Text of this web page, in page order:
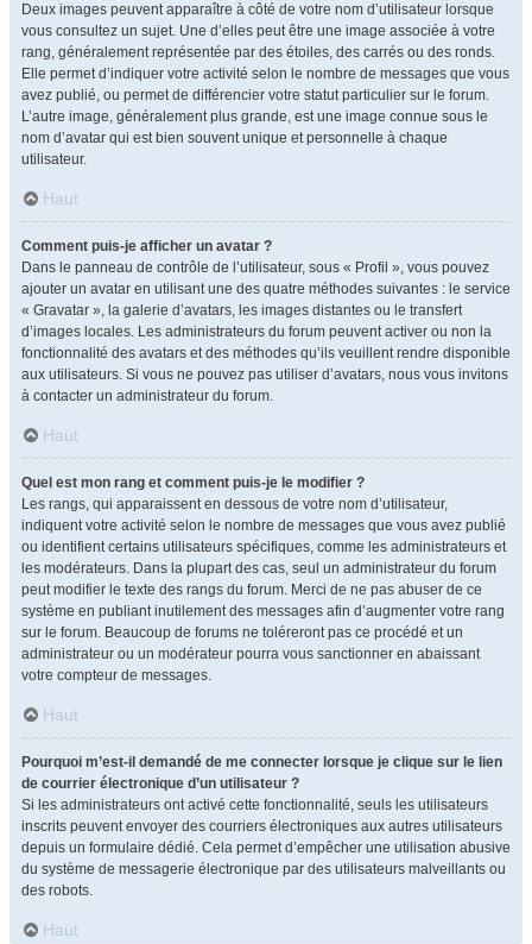
Deux images peuvent apparaître à côté de votre nom d’utilisateur lorsque
vous consultez un sujet. Une d’elles peut être une image associée à votre
rang, généralement représentée par des étoiles, des carrés ou des ronds.
Elle permet d’indiquer votre activité selon le nombre de messages que vous
avez publié, ou permet de différencier votre statut particulier sur le forum.
L’autre image, généralement plus grande, est une image connue sous le
nom d’avatar qui est bien souvent unique et personnelle à chaque
utilisateur.
Haut
Comment puis-je afficher un avatar ?
Dans le panneau de contrôle de l’utilisateur, sous « Profil », vous pouvez
ajouter un avatar en utilisant une des quatre méthodes suivantes : le service
« Gravatar », la galerie d’avatars, les images distantes ou le transfert
d’images locales. Les administrateurs du forum peuvent activer ou non la
fonctionnalité des avatars et des méthodes qu’ils veuillent rendre disponible
aux utilisateurs. Si vous ne pouvez pas utiliser d’avatars, nous vous invitons
à contacter un administrateur du forum.
Haut
Quel est mon rang et comment puis-je le modifier ?
Les rangs, qui apparaissent en dessous de votre nom d’utilisateur,
indiquent votre activité selon le nombre de messages que vous avez publié
ou identifient certains utilisateurs spécifiques, comme les administrateurs et
les modérateurs. Dans la plupart des cas, seul un administrateur du forum
peut modifier le texte des rangs du forum. Merci de ne pas abuser de ce
système en publiant inutilement des messages afin d’augmenter votre rang
sur le forum. Beaucoup de forums ne toléreront pas ce procédé et un
administrateur ou un modérateur pourra vous sanctionner en abaissant
votre compteur de messages.
Haut
Pourquoi m’est-il demandé de me connecter lorsque je clique sur le lien
de courrier électronique d’un utilisateur ?
Si les administrateurs ont activé cette fonctionnalité, seuls les utilisateurs
inscrits peuvent envoyer des courriers électroniques aux autres utilisateurs
depuis un formulaire dédié. Cela permet d’empêcher une utilisation abusive
du système de messagerie électronique par des utilisateurs malveillants ou
des robots.
Haut